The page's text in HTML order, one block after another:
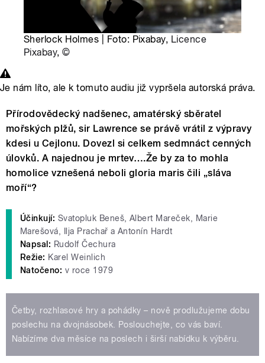
Sherlock Holmes | Foto: Pixabay, Licence
Pixabay,©
Je nám líto, ale k tomuto audiu již vypršela autorská práva.
Přírodovědecký nadšenec, amatérský sběratel
mořských plžů, sir Lawrence se právě vrátil z výpravy
kdesi u Cejlonu. Dovezl si celkem sedmnáct cenných
úlovků. A najednou je mrtev….Že by za to mohla
homolice vznešená neboli gloria maris čili „sláva
moří“?
Účinkují: Svatopluk Beneš, Albert Mareček, Marie
Marešová, Ilja Prachař a Antonín Hardt
Napsal: Rudolf Čechura
Režie: Karel Weinlich
Natočeno: v roce 1979
Četby, rozhlasové hry a pohádky – nově prodlužujeme dobu
poslechu na dvojnásobek. Poslouchejte, co vás baví.
Nabízíme dva měsíce na poslech i širší nabídku k výběru.